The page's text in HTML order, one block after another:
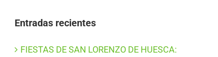
Entradas recientes
FIESTAS DE SAN LORENZO DE HUESCA: